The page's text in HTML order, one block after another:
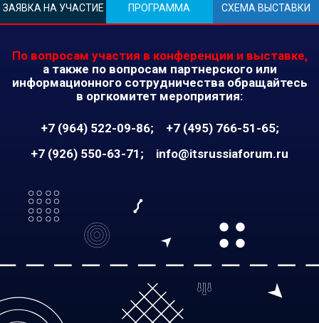
ПРОГРАММА
ЗАЯВКА НА УЧАСТИЕ СХЕМА ВЫСТАВКИ
По вопросам участия в конференции и выставке,
а также по вопросам партнерского или
информационного сотрудничества обращайтесь
в оргкомитет мероприятия:
+7 (964) 522-09-86
+7 (495) 766-51-65
+7 (926) 550-63-71
info@itsrussiaforum.ru